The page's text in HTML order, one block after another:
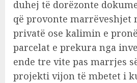
duhej të dorëzonte
që provonte marrëveshjet
privatë ose kalimin e
parcelat e prekura nga
ende tre vite pas marrjes
projekti vijon të mbetet i